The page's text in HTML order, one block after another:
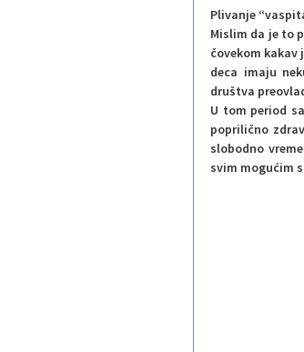
Plivanje
Mislim da je to
čovekom
deca imaju
društva
U tom period
poprilično
slobodno
svim mogućim